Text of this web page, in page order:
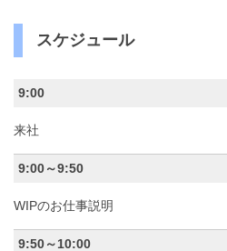
スケジュール
9:00
来社
9:00～9:50
WIPのお仕事説明
9:50～10:00